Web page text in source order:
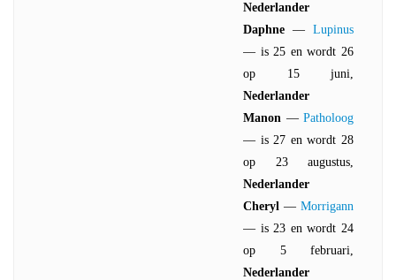
Nederlander
Daphne — Lupinus
— is 25 en wordt 26
op 15 juni,
Nederlander
Manon — Patholoog
— is 27 en wordt 28
op 23 augustus,
Nederlander
Cheryl — Morrigann
— is 23 en wordt 24
op 5 februari,
Nederlander